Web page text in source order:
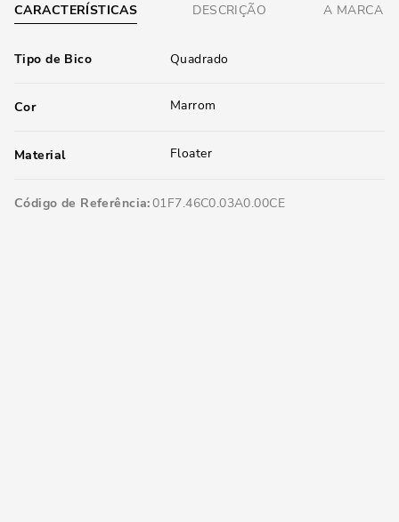
CARACTERÍSTICAS DESCRIÇÃO A MARCA
Tipo de Bico Quadrado
Cor Marrom
Material Floater
Código de Referência 01F7.46C0.03A0.00CE